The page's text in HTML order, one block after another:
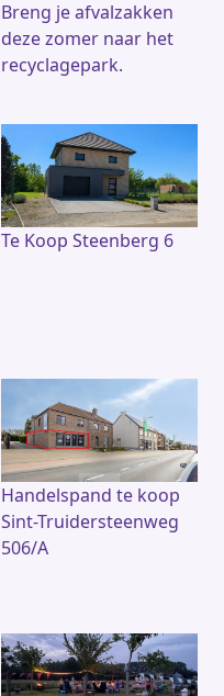
Breng je afvalzakken
deze zomer naar het
recyclagepark.
Te Koop Steenberg 6
Handelspand te koop
Sint-Truidersteenweg
506/A